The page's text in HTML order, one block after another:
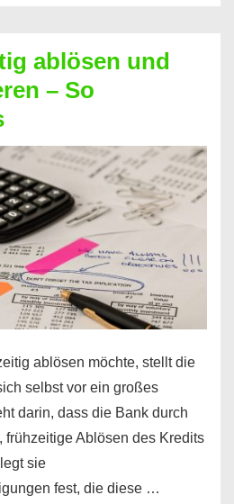
ablösen und
– So
ablösen möchte, stellt die
selbst vor ein großes
darin, dass die Bank durch
Ablösen des Kredits
sie
fest, die diese …